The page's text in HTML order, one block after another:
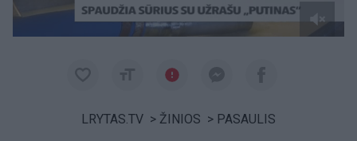
LRYTAS.TV > ŽINIOS > PASAULIS